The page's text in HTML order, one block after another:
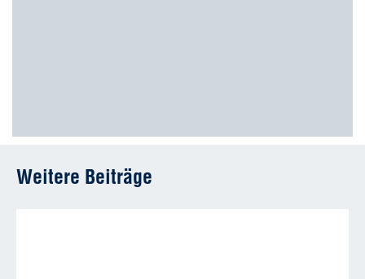
Weitere Beiträge